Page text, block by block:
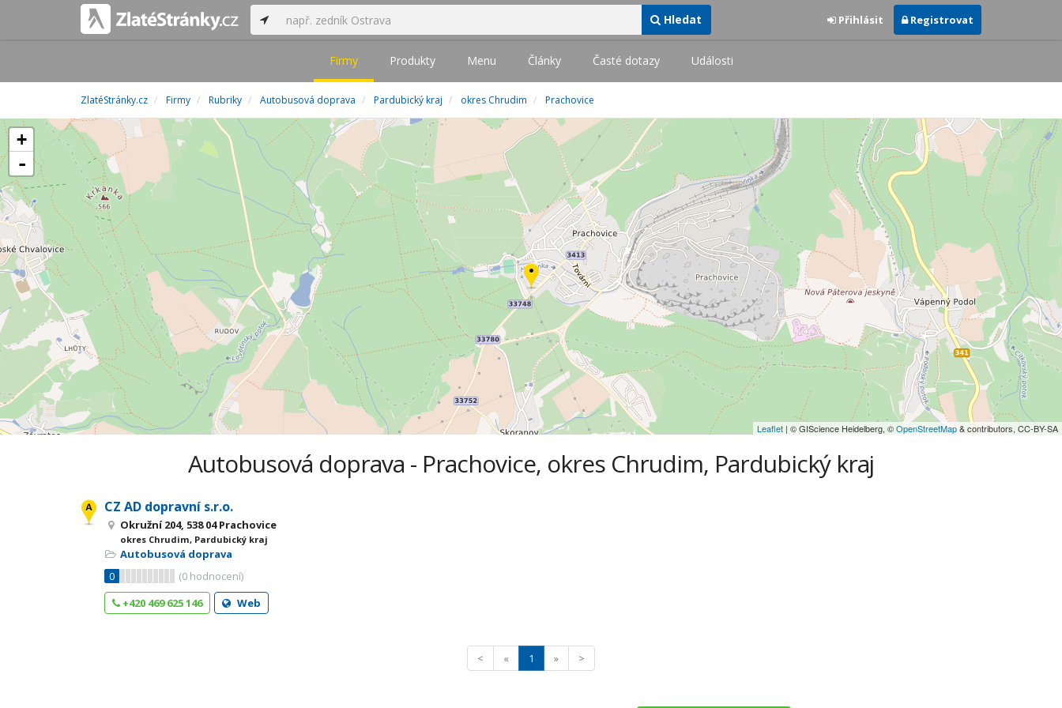
Hledat Přihlásit Registrovat
Firmy Produkty Menu Články Časté dotazy Události
ZlatéStránky.cz Firmy Rubriky Autobusová doprava Pardubický kraj okres Chrudim Prachovice
+
-
Leaflet | © GIScience Heidelberg, ©OpenStreetMap& contributors, CC-BY-SA
Autobusová doprava - Prachovice, okres Chrudim, Pardubický kraj
CZ AD dopravní s.r.o.
Okružní 204, 538 04 Prachovice
okres Chrudim, Pardubický kraj
Autobusová doprava
0
(0 hodnocení)
+420 469 625 146
Web
< « 1 » >